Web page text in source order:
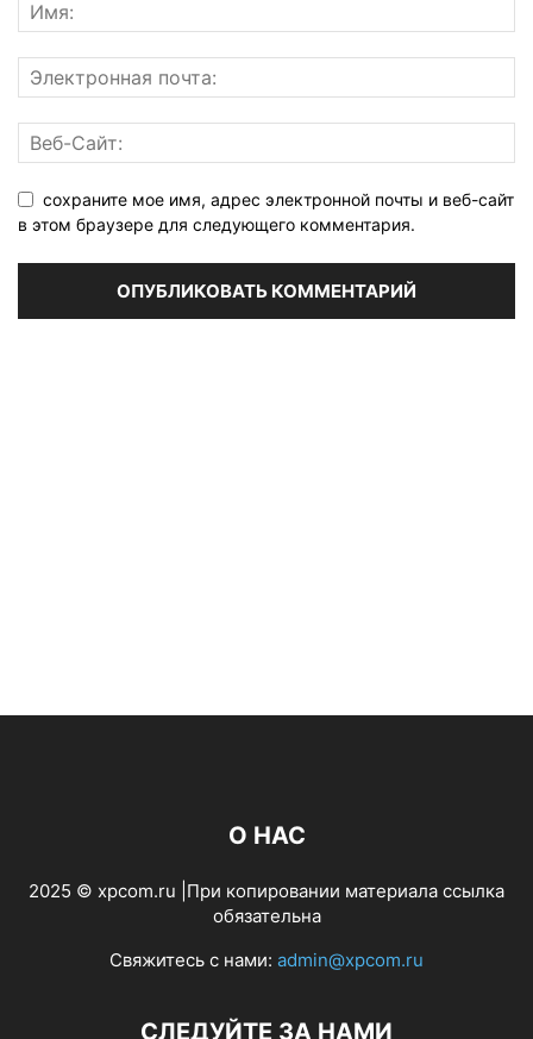
сохраните мое имя, адрес электронной почты и веб-сайт
в этом браузере для следующего комментария.
О НАС
2025 © xpcom.ru |При копировании материала ссылка
обязательна
Свяжитесь с нами: admin@xpcom.ru
СЛЕДУЙТЕ ЗА НАМИ